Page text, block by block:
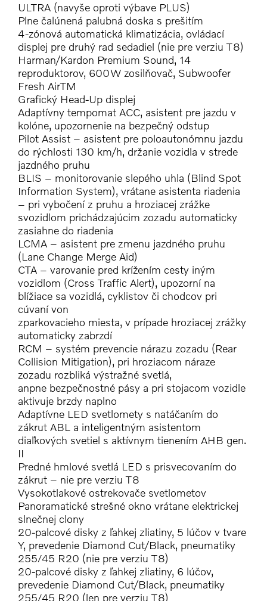
ULTRA (navyše oproti výbave PLUS)
Plne čalúnená palubná doska s prešitím
4-zónová automatická klimatizácia, ovládací
displej pre druhý rad sedadiel (nie pre verziu T8)
Harman/Kardon Premium Sound, 14
reproduktorov, 600W zosilňovač, Subwoofer
Fresh AirTM
Grafický Head-Up displej
Adaptívny tempomat ACC, asistent pre jazdu v
kolóne, upozornenie na bezpečný odstup
Pilot Assist – asistent pre poloautonómnu jazdu
do rýchlosti 130 km/h, držanie vozidla v strede
jazdného pruhu
BLIS – monitorovanie slepého uhla (Blind Spot
Information System), vrátane asistenta riadenia
– pri vybočení z pruhu a hroziacej zrážke
svozidlom prichádzajúcim zozadu automaticky
zasiahne do riadenia
LCMA – asistent pre zmenu jazdného pruhu
(Lane Change Merge Aid)
CTA – varovanie pred krížením cesty iným
vozidlom (Cross Traffic Alert), upozorní na
blížiace sa vozidlá, cyklistov či chodcov pri
cúvaní von
zparkovacieho miesta, v prípade hroziacej zrážky
automaticky zabrzdí
RCM – systém prevencie nárazu zozadu (Rear
Collision Mitigation), pri hroziacom náraze
zozadu rozbliká výstražné svetlá,
anpne bezpečnostné pásy a pri stojacom vozidle
aktivuje brzdy naplno
Adaptívne LED svetlomety s natáčaním do
zákrut ABL a inteligentným asistentom
diaľkových svetiel s aktívnym tienením AHB gen.
II
Predné hmlové svetlá LED s prisvecovaním do
zákrut – nie pre verziu T8
Vysokotlakové ostrekovače svetlometov
Panoramatické strešné okno vrátane elektrickej
slnečnej clony
20-palcové disky z ľahkej zliatiny, 5 lúčov v tvare
Y, prevedenie Diamond Cut/Black, pneumatiky
255/45 R20 (nie pre verziu T8)
20-palcové disky z ľahkej zliatiny, 6 lúčov,
prevedenie Diamond Cut/Black, pneumatiky
255/45 R20 (len pre verziu T8)